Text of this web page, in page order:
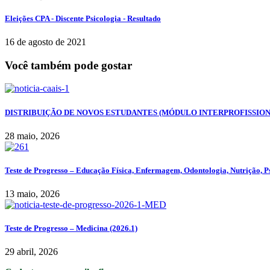
Eleições CPA - Discente Psicologia - Resultado
16 de agosto de 2021
Você também pode gostar
DISTRIBUIÇÃO DE NOVOS ESTUDANTES (MÓDULO
28 maio, 2026
Teste de Progresso – Educação Física, Enfermagem, Odontologia, Nutrição,
13 maio, 2026
Teste de Progresso – Medicina (2026.1)
29 abril, 2026